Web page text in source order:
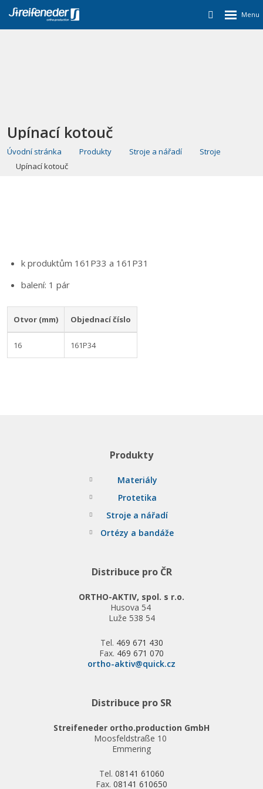
Upínací kotouč
Úvodní stránka Produkty Stroje a nářadí
Stroje
Upínací kotouč
k produktům 161P33 a 161P31
balení: 1 pár
Otvor (mm) Objednací číslo
16 161P34
Produkty
Materiály
Protetika
Stroje a nářadí
Ortézy a bandáže
Distribuce pro ČR
ORTHO-AKTIV, spol. s r.o.
Husova 54
Luže 538 54
Tel. 469 671 430
Fax. 469 671 070
ortho-aktiv@quick.cz
Distribuce pro SR
Streifeneder ortho.production GmbH
Moosfeldstraße 10
Emmering
Tel. 08141 61060
Fax. 08141 610650